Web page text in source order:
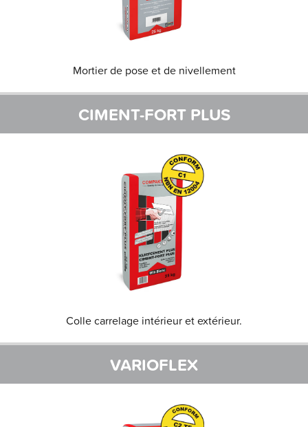
Mortier de pose et de nivellement
CIMENT-FORT PLUS
Colle carrelage intérieur et extérieur.
VARIOFLEX